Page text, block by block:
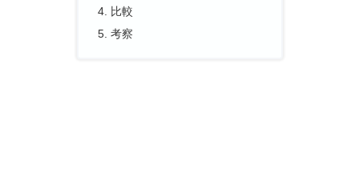
比較
考察